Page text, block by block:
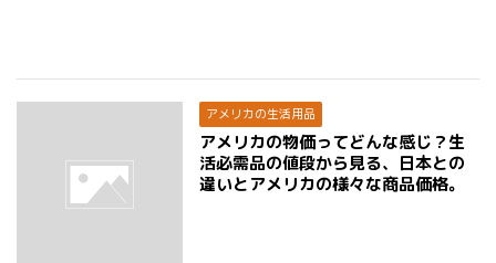
アメリカの生活用品
アメリカの物価ってどんな感じ？生
活必需品の値段から見る、日本との
違いとアメリカの様々な商品価格。